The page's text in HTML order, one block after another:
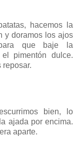
hacemos la
y doramos los ajos
que baje la
pimentón dulce.
reposar.
bien, lo
ajada por encima.
aparte.